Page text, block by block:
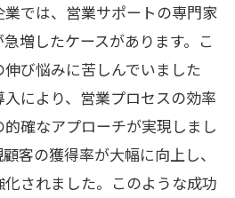
では、営業サポートの専門家
増したケースがあります。こ
び悩みに苦しんでいました
により、営業プロセスの効率
確なアプローチが実現しまし
客の獲得率が大幅に向上し、
されました。このような成功